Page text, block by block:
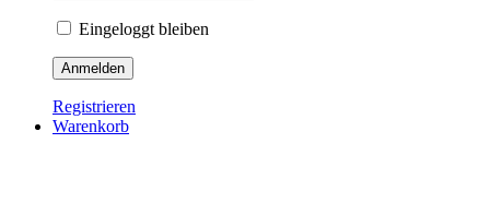
Eingeloggt bleiben
Registrieren
Warenkorb